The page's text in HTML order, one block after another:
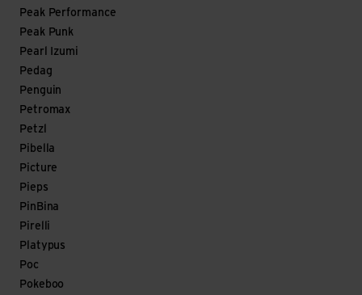
Peak Performance
Peak Punk
Pearl Izumi
Pedag
Penguin
Petromax
Petzl
Pibella
Picture
Pieps
PinBina
Pirelli
Platypus
Poc
Pokeboo